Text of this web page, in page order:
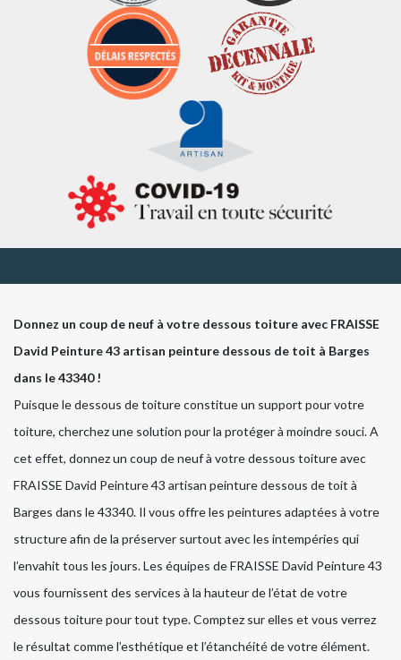
Donnez un coup de neuf à votre dessous toiture avec FRAISSE
David Peinture 43 artisan peinture dessous de toit à Barges
dans le 43340 !
Puisque le dessous de toiture constitue un support pour votre
toiture, cherchez une solution pour la protéger à moindre souci. A
cet effet, donnez un coup de neuf à votre dessous toiture avec
FRAISSE David Peinture 43 artisan peinture dessous de toit à
Barges dans le 43340. Il vous offre les peintures adaptées à votre
structure afin de la préserver surtout avec les intempéries qui
l’envahit tous les jours. Les équipes de FRAISSE David Peinture 43
vous fournissent des services à la hauteur de l’état de votre
dessous toiture pour tout type. Comptez sur elles et vous verrez
le résultat comme l’esthétique et l’étanchéité de votre élément.